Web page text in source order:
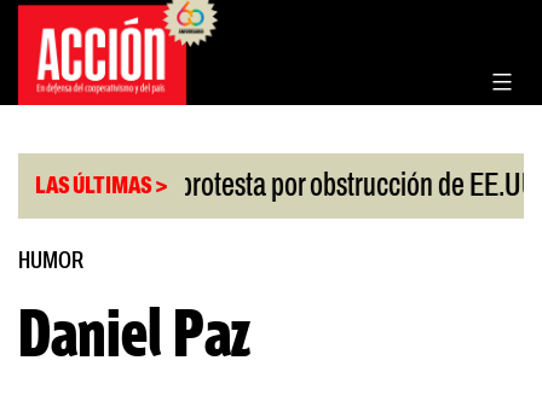
Saltar
contenido
LAS ÚLTIMAS >
| China protesta por obstrucción de EE.UU en
HUMOR
Daniel Paz